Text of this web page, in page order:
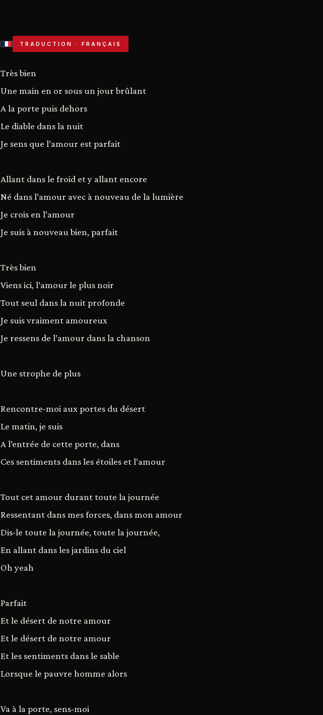
TRADUCTION · FRANÇAIS
Très bien
Une main en or sous un jour brûlant
A la porte puis dehors
Le diable dans la nuit
Je sens que l’amour est parfait
Allant dans le froid et y allant encore
Né dans l’amour avec à nouveau de la lumière
Je crois en l’amour
Je suis à nouveau bien, parfait
Très bien
Viens ici, l’amour le plus noir
Tout seul dans la nuit profonde
Je suis vraiment amoureux
Je ressens de l’amour dans la chanson
Une strophe de plus
Rencontre-moi aux portes du désert
Le matin, je suis
A l’entrée de cette porte, dans
Ces sentiments dans les étoiles et l’amour
Tout cet amour durant toute la journée
Ressentant dans mes forces, dans mon amour
Dis-le toute la journée, toute la journée,
En allant dans les jardins du ciel
Oh yeah
Parfait
Et le désert de notre amour
Et le désert de notre amour
Et les sentiments dans le sable
Lorsque le pauvre homme alors
Va à la porte, sens-moi